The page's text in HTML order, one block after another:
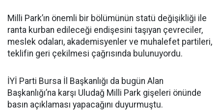
Milli Park’ın önemli bir bölümünün statü değişikliği ile
ranta kurban edileceği endişesini taşıyan çevreciler,
meslek odaları, akademisyenler ve muhalefet partileri,
teklifin geri çekilmesi çağrısında bulunuyordu.
İYİ Parti Bursa İl Başkanlığı da bugün Alan
Başkanlığı’na karşı Uludağ Milli Park gişeleri önünde
basın açıklaması yapacağını duyurmuştu.